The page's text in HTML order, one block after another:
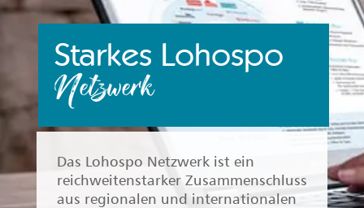
Starkes Lohospo
Netzwerk
Das Lohospo Netzwerk ist ein
reichweitenstarker Zusammenschluss
aus regionalen und internationalen